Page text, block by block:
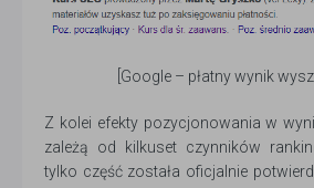
[Google – płatny wynik
Z kolei efekty pozycjonowania w
zależą od kilkuset czynników
tylko część została oficjalnie